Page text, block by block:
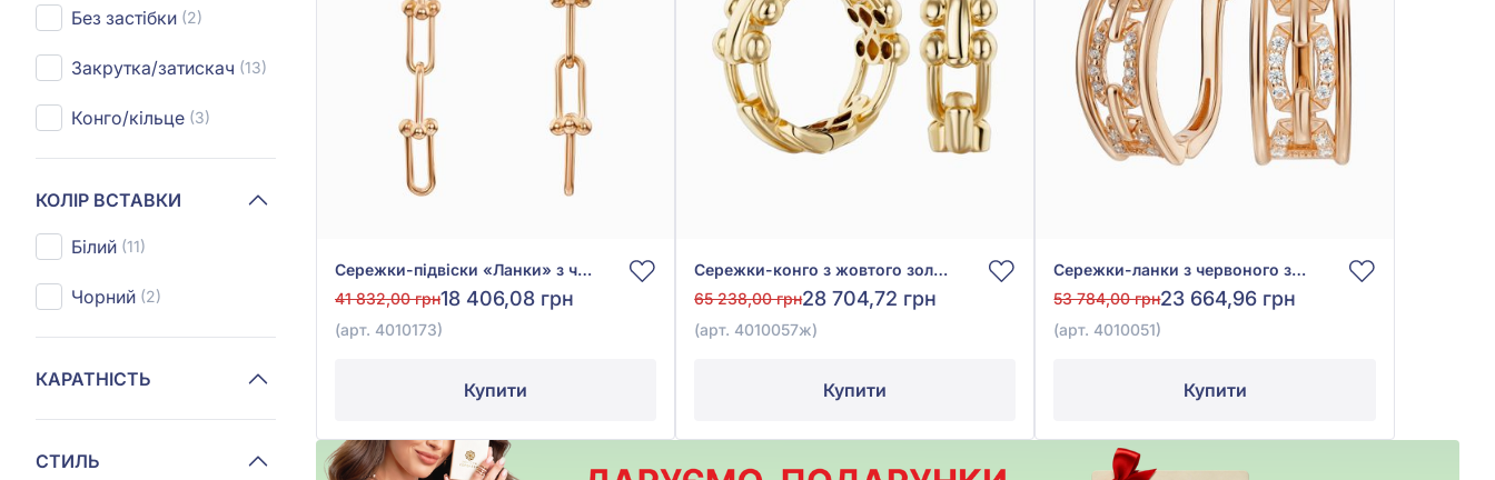
Без застібки (2)
Закрутка/затискач (13)
Конго/кільце (3)
КОЛІР ВСТАВКИ
Білий (11)
Чорний (2)
КАРАТНІСТЬ
СТИЛЬ
Сережки-підвіски «Ланки» з червоного золота 585°, без вставки, арт. 4010173
41 832,00 грн18 406,08 грн
(арт. 4010173)
Купити
Сережки-конго з жовтого золота 585°, арт. 4010057ж
65 238,00 грн28 704,72 грн
(арт. 4010057ж)
Купити
Сережки-ланки з червоного золота 585° з фіанітом/куб.цирконієм, арт. 4010051
53 784,00 грн23 664,96 грн
(арт. 4010051)
Купити